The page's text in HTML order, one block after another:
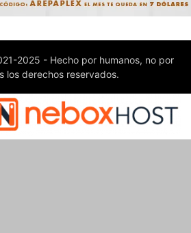
2025 - Hecho por humanos, no por
los derechos reservados.